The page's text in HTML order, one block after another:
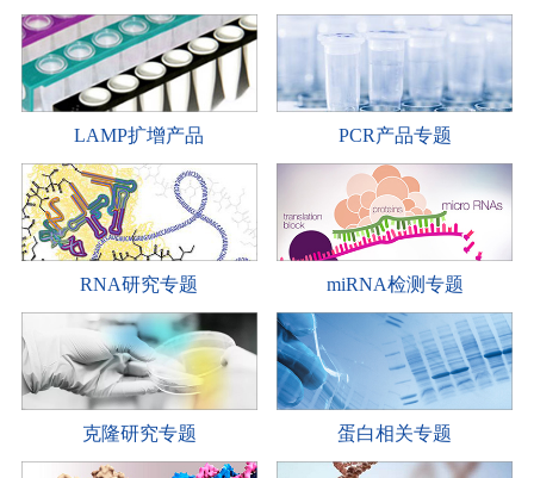
LAMP扩增产品 PCR产品专题
RNA研究专题 miRNA检测专题
克隆研究专题 蛋白相关专题